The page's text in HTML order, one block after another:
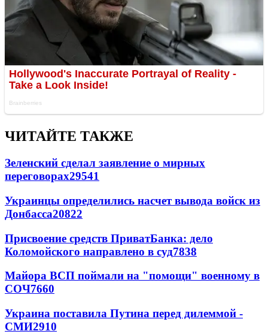
ЧИТАЙТЕ ТАКЖЕ
Зеленский сделал заявление о мирных
переговорах29541
Украинцы определились насчет вывода войск из
Донбасса20822
Присвоение средств ПриватБанка: дело
Коломойского направлено в суд7838
Майора ВСП поймали на "помощи" военному в
СОЧ7660
Украина поставила Путина перед дилеммой -
СМИ2910